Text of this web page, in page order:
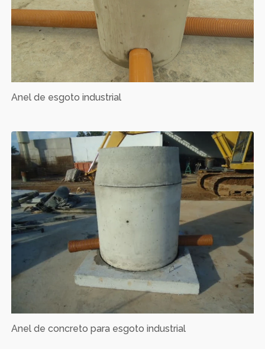
Anel de esgoto industrial
Anel de concreto para esgoto industrial